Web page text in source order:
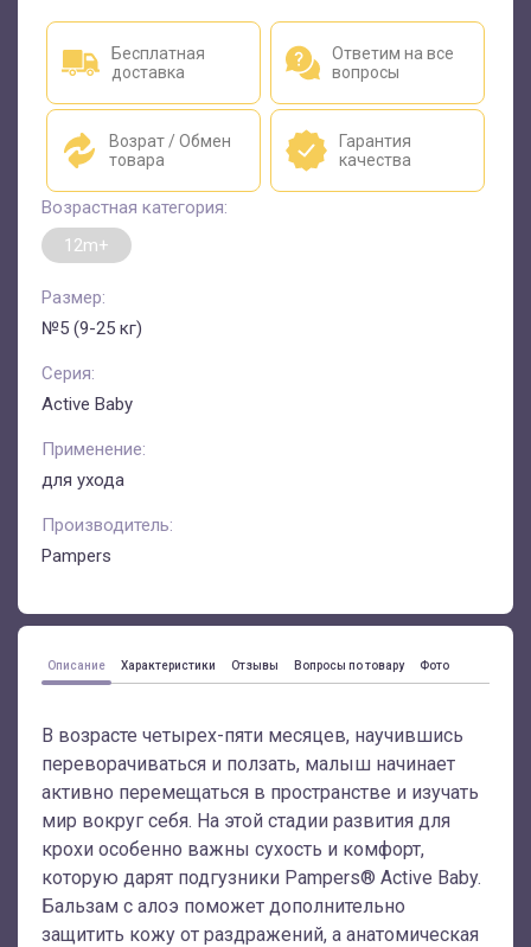
Бесплатная
доставка
Ответим на все
вопросы
Возрат / Обмен
товара
Гарантия
качества
Возрастная категория:
12m+
Размер:
№5 (9-25 кг)
Серия:
Active Baby
Применение:
для ухода
Производитель:
Pampers
Описание Характеристики Отзывы Вопросы по товару Фото
В возрасте четырех-пяти месяцев, научившись
переворачиваться и ползать, малыш начинает
активно перемещаться в пространстве и изучать
мир вокруг себя. На этой стадии развития для
крохи особенно важны сухость и комфорт,
которую дарят подгузники Pampers® Active Baby.
Бальзам с алоэ поможет дополнительно
защитить кожу от раздражений, а анатомическая